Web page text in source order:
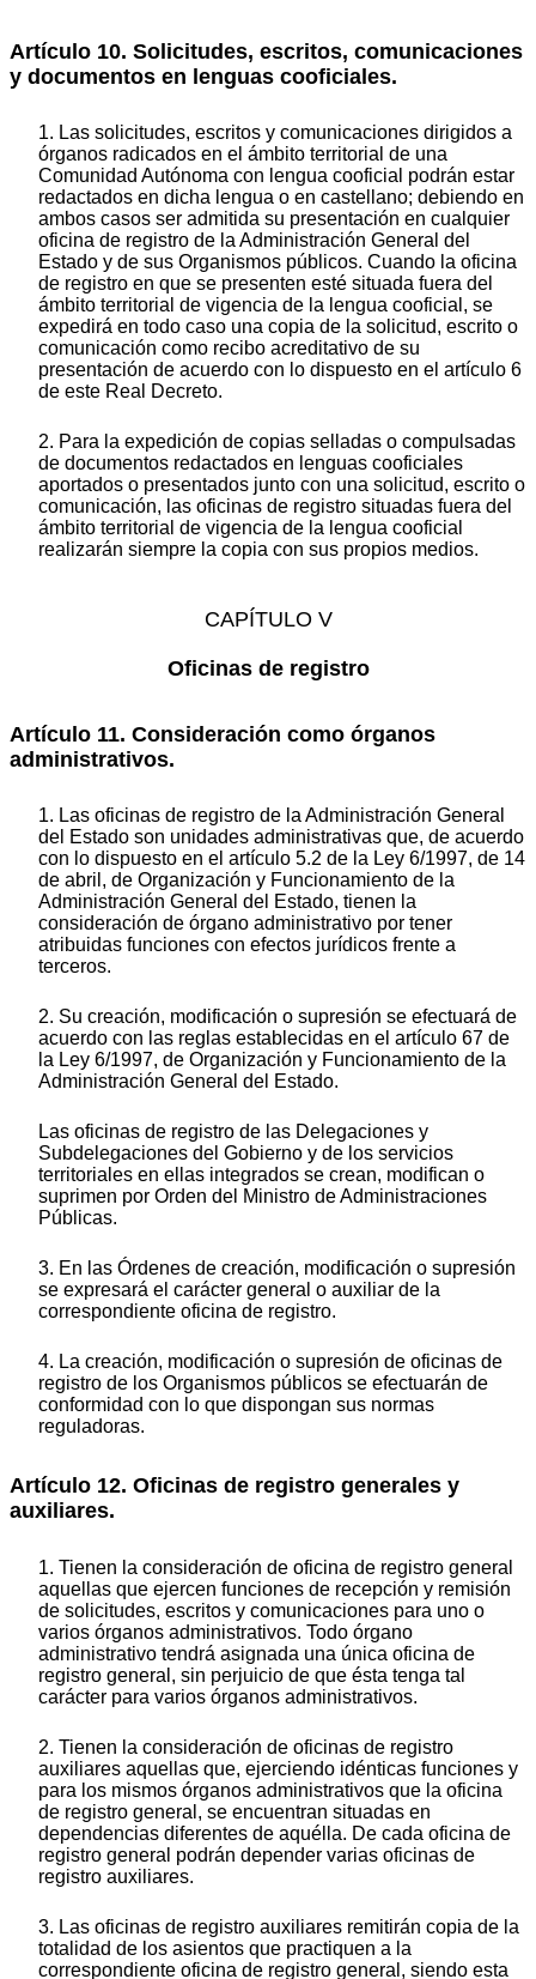
Artículo 10. Solicitudes, escritos, comunicaciones
y documentos en lenguas cooficiales.
1. Las solicitudes, escritos y comunicaciones dirigidos a
órganos radicados en el ámbito territorial de una
Comunidad Autónoma con lengua cooficial podrán estar
redactados en dicha lengua o en castellano; debiendo en
ambos casos ser admitida su presentación en cualquier
oficina de registro de la Administración General del
Estado y de sus Organismos públicos. Cuando la oficina
de registro en que se presenten esté situada fuera del
ámbito territorial de vigencia de la lengua cooficial, se
expedirá en todo caso una copia de la solicitud, escrito o
comunicación como recibo acreditativo de su
presentación de acuerdo con lo dispuesto en el artículo 6
de este Real Decreto.
2. Para la expedición de copias selladas o compulsadas
de documentos redactados en lenguas cooficiales
aportados o presentados junto con una solicitud, escrito o
comunicación, las oficinas de registro situadas fuera del
ámbito territorial de vigencia de la lengua cooficial
realizarán siempre la copia con sus propios medios.
CAPÍTULO V
Oficinas de registro
Artículo 11. Consideración como órganos
administrativos.
1. Las oficinas de registro de la Administración General
del Estado son unidades administrativas que, de acuerdo
con lo dispuesto en el artículo 5.2 de la Ley 6/1997, de 14
de abril, de Organización y Funcionamiento de la
Administración General del Estado, tienen la
consideración de órgano administrativo por tener
atribuidas funciones con efectos jurídicos frente a
terceros.
2. Su creación, modificación o supresión se efectuará de
acuerdo con las reglas establecidas en el artículo 67 de
la Ley 6/1997, de Organización y Funcionamiento de la
Administración General del Estado.
Las oficinas de registro de las Delegaciones y
Subdelegaciones del Gobierno y de los servicios
territoriales en ellas integrados se crean, modifican o
suprimen por Orden del Ministro de Administraciones
Públicas.
3. En las Órdenes de creación, modificación o supresión
se expresará el carácter general o auxiliar de la
correspondiente oficina de registro.
4. La creación, modificación o supresión de oficinas de
registro de los Organismos públicos se efectuarán de
conformidad con lo que dispongan sus normas
reguladoras.
Artículo 12. Oficinas de registro generales y
auxiliares.
1. Tienen la consideración de oficina de registro general
aquellas que ejercen funciones de recepción y remisión
de solicitudes, escritos y comunicaciones para uno o
varios órganos administrativos. Todo órgano
administrativo tendrá asignada una única oficina de
registro general, sin perjuicio de que ésta tenga tal
carácter para varios órganos administrativos.
2. Tienen la consideración de oficinas de registro
auxiliares aquellas que, ejerciendo idénticas funciones y
para los mismos órganos administrativos que la oficina
de registro general, se encuentran situadas en
dependencias diferentes de aquélla. De cada oficina de
registro general podrán depender varias oficinas de
registro auxiliares.
3. Las oficinas de registro auxiliares remitirán copia de la
totalidad de los asientos que practiquen a la
correspondiente oficina de registro general, siendo esta